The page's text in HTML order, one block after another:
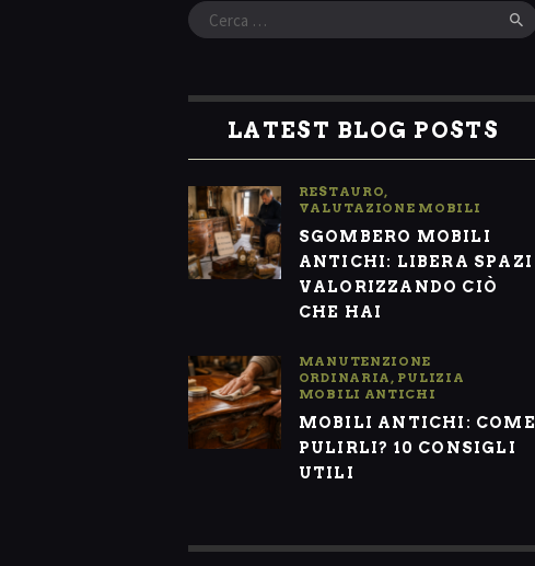
Ricerca
per:
LATEST BLOG POSTS
RESTAURO,
VALUTAZIONE MOBILI
SGOMBERO MOBILI
ANTICHI: LIBERA SPAZI
VALORIZZANDO CIÒ
CHE HAI
MANUTENZIONE
ORDINARIA, PULIZIA
MOBILI ANTICHI
MOBILI ANTICHI: COME
PULIRLI? 10 CONSIGLI
UTILI